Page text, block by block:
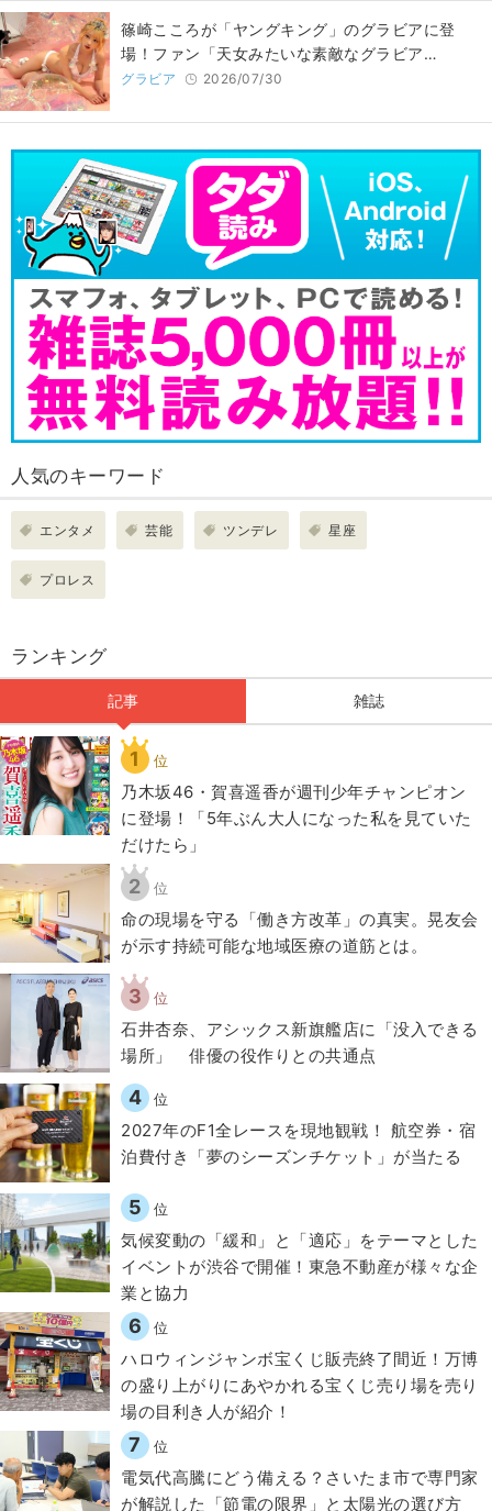
篠崎こころが「ヤングキング」のグラビアに登
場！ファン「天女みたいな素敵なグラビア…
グラビア 2026/07/30
人気のキーワード
エンタメ 芸能 ツンデレ 星座
プロレス
ランキング
記事 雑誌
1 位
乃木坂46・賀喜遥香が週刊少年チャンピオン
に登場！「5年ぶん大人になった私を見ていた
だけたら」
2 位
​命の現場を守る「働き方改革」の真実。晃友会
が示す持続可能な地域医療の道筋とは。
3 位
石井杏奈、アシックス新旗艦店に「没入できる
場所」 俳優の役作りとの共通点
4 位
2027年のF1全レースを現地観戦！ 航空券・宿
泊費付き「夢のシーズンチケット」が当たる
5 位
気候変動の「緩和」と「適応」をテーマとした
イベントが渋谷で開催！東急不動産が様々な企
業と協力
6 位
ハロウィンジャンボ宝くじ販売終了間近！万博
の盛り上がりにあやかれる宝くじ売り場を売り
場の目利き人が紹介！
7 位
電気代高騰にどう備える？さいたま市で専門家
が解説した「節電の限界」と太陽光の選び方